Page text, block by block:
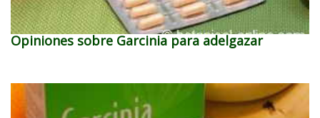
Opiniones sobre Garcinia para adelgazar